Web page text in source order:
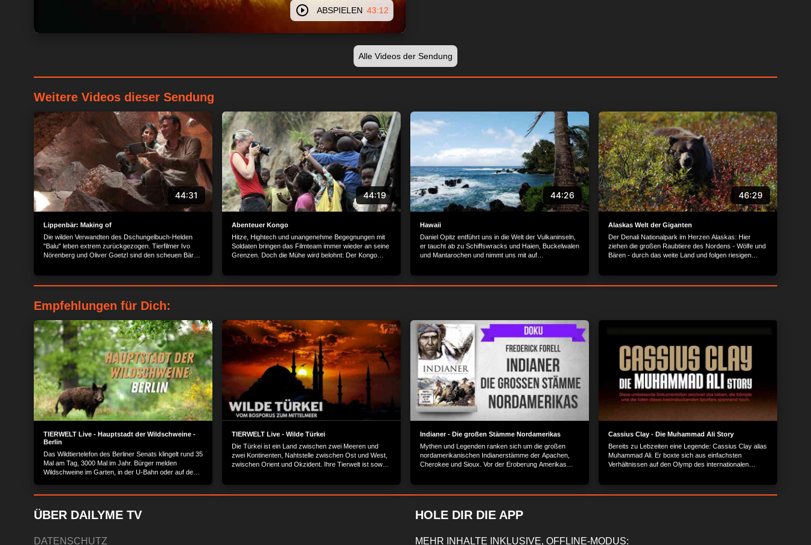
ABSPIELEN 43:12
Alle Videos der Sendung
Weitere Videos dieser Sendung
44:31
Lippenbär: Making of
Die wilden Verwandten des Dschungelbuch-Helden
"Balu" leben extrem zurückgezogen. Tierfilmer Ivo
Nörenberg und Oliver Goetzl sind den scheuen Bären
44:19
Abenteuer Kongo
Hitze, Hightech und unangenehme Begegnungen mit
Soldaten bringen das Filmteam immer wieder an seine
Grenzen. Doch die Mühe wird belohnt: Der Kongo
44:26
Hawaii
Daniel Opitz entführt uns in die Welt der Vulkaninseln,
er taucht ab zu Schiffswracks und Haien, Buckelwalen
und Mantarochen und nimmt uns mit auf
46:29
Alaskas Welt der Giganten
Der Denali Nationalpark im Herzen Alaskas: Hier
ziehen die großen Raubtiere des Nordens - Wölfe und
Bären - durch das weite Land und folgen riesigen
Empfehlungen für Dich:
TIERWELT Live - Hauptstadt der Wildschweine -
Berlin
Das Wildtiertelefon des Berliner Senats klingelt rund 35
Mal am Tag, 3000 Mal im Jahr. Bürger melden
Wildschweine im Garten, in der U-Bahn oder auf dem
TIERWELT Live - Wilde Türkei
Die Türkei ist ein Land zwischen zwei Meeren und
zwei Kontinenten, Nahtstelle zwischen Ost und West,
zwischen Orient und Okzident. Ihre Tierwelt ist sowohl
Indianer - Die großen Stämme Nordamerikas
Mythen und Legenden ranken sich um die großen
nordamerikanischen Indianerstämme der Apachen,
Cherokee und Sioux. Vor der Eroberung Amerikas
Cassius Clay - Die Muhammad Ali Story
Bereits zu Lebzeiten eine Legende: Cassius Clay alias
Muhammad Ali. Er boxte sich aus einfachsten
Verhältnissen auf den Olymp des internationalen
ÜBER DAILYME TV
DATENSCHUTZ
HOLE DIR DIE APP
MEHR INHALTE INKLUSIVE, OFFLINE-MODUS: